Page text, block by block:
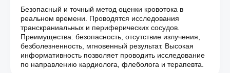
Безопасный и точный метод оценки кровотока в
реальном времени. Проводятся исследования
транскраниальных и периферических сосудов.
Преимущества: безопасность, отсутствие излучения,
безболезненность, мгновенный результат. Высокая
информативность позволяет проводить исследование
по направлению кардиолога, флеболога и терапевта.